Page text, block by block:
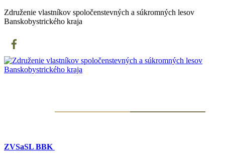
Združenie vlastníkov spoločenstevných a súkromných lesov
Banskobystrického kraja
ZVSaSL BBK